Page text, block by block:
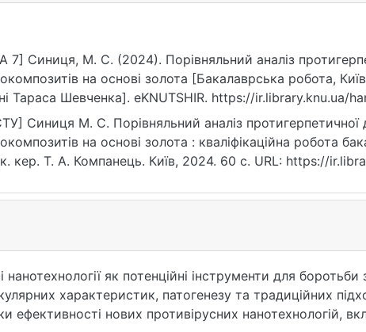
7] Синиця, М. С. (2024). Порівняльний аналіз
на основі золота [Бакалаврська робота,
Тараса Шевченка]. eKNUTSHIR. https://ir.library.knu.ua/
Синиця М. С. Порівняльний аналіз протигерпетичної
на основі золота : кваліфікаційна робота
кер. Т. А. Компанець. Київ, 2024. 60 с. URL: https://
як потенційні інструменти для
характеристик, патогенезу та традиційних
ефективності нових противірусних нанотехнологій,